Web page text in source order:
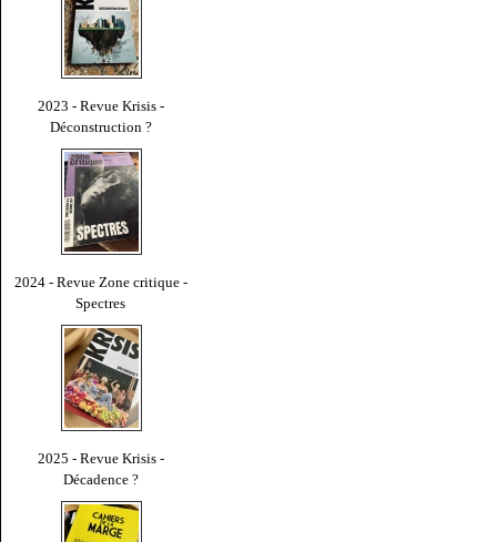
2023 - Revue Krisis -
Déconstruction ?
2024 - Revue Zone critique -
Spectres
2025 - Revue Krisis -
Décadence ?